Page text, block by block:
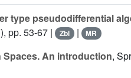
type pseudodifferential
pp. 53-67 | Zbl | MR
Spaces. An introduction,